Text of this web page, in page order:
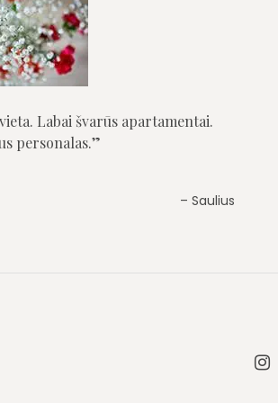
Labai švarūs apartamentai.
personalas.
Saulius